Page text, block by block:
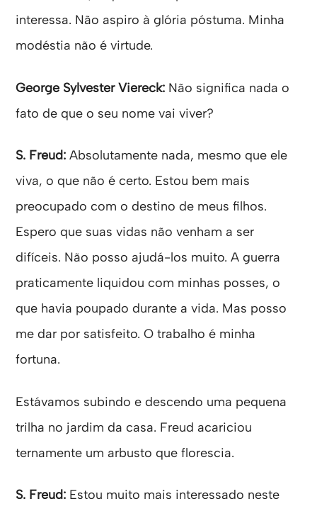
interessa. Não aspiro à glória póstuma. Minha
modéstia não é virtude.
George Sylvester Viereck: Não significa nada o
fato de que o seu nome vai viver?
S. Freud: Absolutamente nada, mesmo que ele
viva, o que não é certo. Estou bem mais
preocupado com o destino de meus filhos.
Espero que suas vidas não venham a ser
difíceis. Não posso ajudá-los muito. A guerra
praticamente liquidou com minhas posses, o
que havia poupado durante a vida. Mas posso
me dar por satisfeito. O trabalho é minha
fortuna.
Estávamos subindo e descendo uma pequena
trilha no jardim da casa. Freud acariciou
ternamente um arbusto que florescia.
S. Freud: Estou muito mais interessado neste